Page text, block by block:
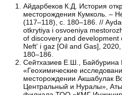
Айдарбеков К.Д. История
месторождения Кумколь. –
(117–118), с. 180–186. //
otkrytiya i osvoeniya
of discovery and development
Neft' i gaz [Oil and Gas],
180–186.
Сейтхазиев Е.Ш., Байбурина
«Геохимические
месторождении Акшабулак
Центральный и Нуралы»,